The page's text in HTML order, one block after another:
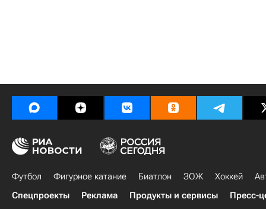
Футбол Фигурное катание Биатлон ЗОЖ Хоккей
Спецпроекты
Реклама Продукты и сервисы Пресс-